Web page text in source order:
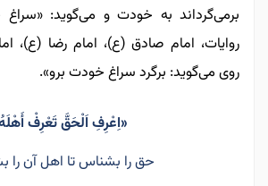
برمی‌گرداند به خودتو می‌گوید:
روایات، امام صادق (ع)، امام رضا (ع)،
روی می‌گوید: برگرد سراغ خودت برو».
«اِعْرِفِ اَلْحَقَّ تَعْرِفْ
حق را بشناس تا اهل آن را